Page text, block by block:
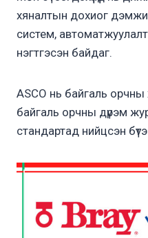
хяналтын дохиог
систем,
нэгтгэсэн байдаг.
ASCO нь байгаль
байгаль орчны дүрэм
стандартад нийцсэн